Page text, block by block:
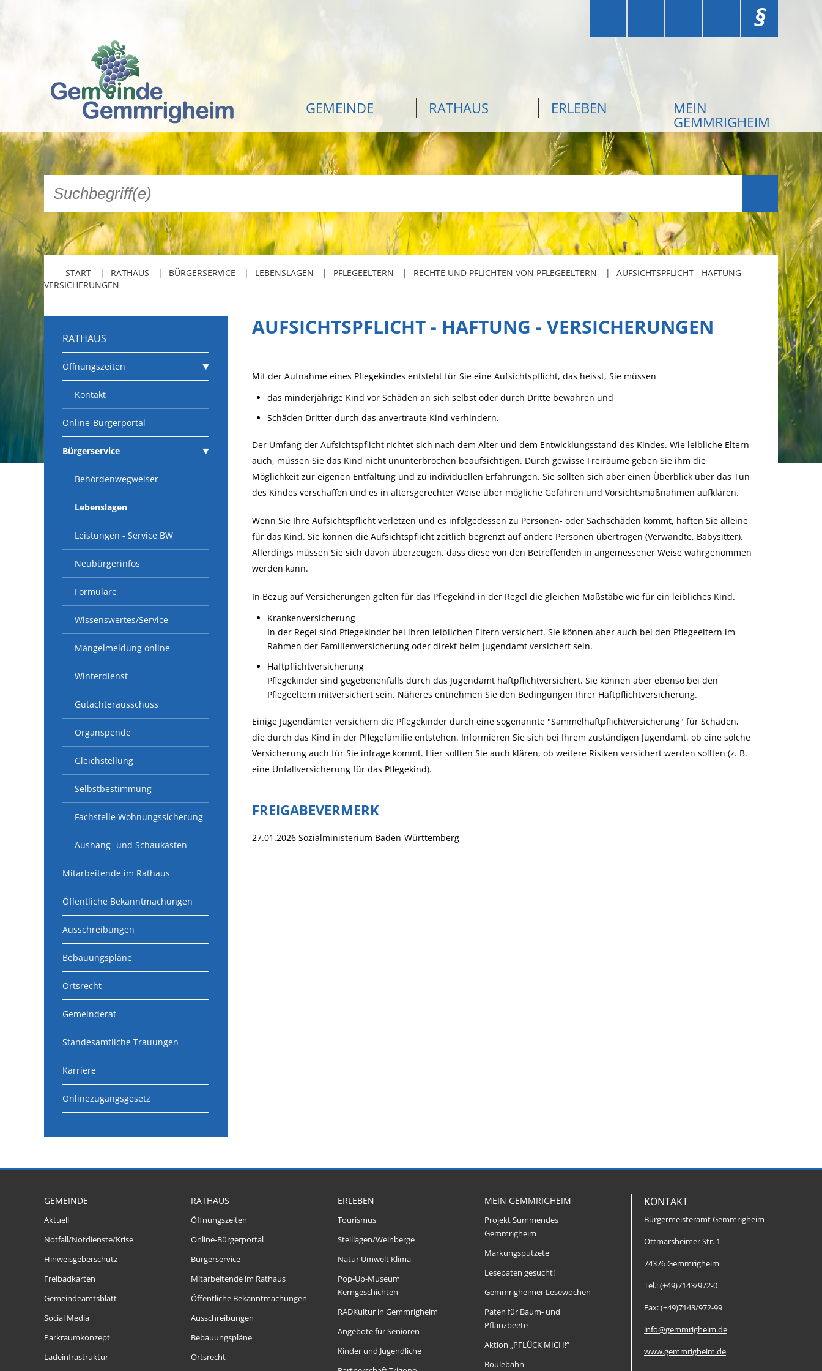
§
GEMEINDE RATHAUS ERLEBEN MEIN
GEMMRIGHEIM
START RATHAUS BÜRGERSERVICE LEBENSLAGEN PFLEGEELTERN RECHTE UND PFLICHTEN VON PFLEGEELTERN
AUFSICHTSPFLICHT - HAFTUNG -
VERSICHERUNGEN
RATHAUS
Öffnungszeiten
Kontakt
Online-Bürgerportal
Bürgerservice
Behördenwegweiser
Lebenslagen
Leistungen - Service BW
Neubürgerinfos
Formulare
Wissenswertes/Service
Mängelmeldung online
Winterdienst
Gutachterausschuss
Organspende
Gleichstellung
Selbstbestimmung
Fachstelle Wohnungssicherung
Aushang- und Schaukästen
Mitarbeitende im Rathaus
Öffentliche Bekanntmachungen
Ausschreibungen
Bebauungspläne
Ortsrecht
Gemeinderat
Standesamtliche Trauungen
Karriere
Onlinezugangsgesetz
AUFSICHTSPFLICHT - HAFTUNG - VERSICHERUNGEN
Mit der Aufnahme eines Pflegekindes entsteht für Sie eine Aufsichtspflicht, das heisst, Sie müssen
das minderjährige Kind vor Schäden an sich selbst oder durch Dritte bewahren und
Schäden Dritter durch das anvertraute Kind verhindern.
Der Umfang der Aufsichtspflicht richtet sich nach dem Alter und dem Entwicklungsstand des Kindes. Wie leibliche Eltern
auch, müssen Sie das Kind nicht ununterbrochen beaufsichtigen. Durch gewisse Freiräume geben Sie ihm die
Möglichkeit zur eigenen Entfaltung und zu individuellen Erfahrungen. Sie sollten sich aber einen Überblick über das Tun
des Kindes verschaffen und es in altersgerechter Weise über mögliche Gefahren und Vorsichtsmaßnahmen aufklären.
Wenn Sie Ihre Aufsichtspflicht verletzen und es infolgedessen zu Personen- oder Sachschäden kommt, haften Sie alleine
für das Kind. Sie können die Aufsichtspflicht zeitlich begrenzt auf andere Personen übertragen (Verwandte, Babysitter).
Allerdings müssen Sie sich davon überzeugen, dass diese von den Betreffenden in angemessener Weise wahrgenommen
werden kann.
In Bezug auf Versicherungen gelten für das Pflegekind in der Regel die gleichen Maßstäbe wie für ein leibliches Kind.
Krankenversicherung
In der Regel sind Pflegekinder bei ihren leiblichen Eltern versichert. Sie können aber auch bei den Pflegeeltern im
Rahmen der Familienversicherung oder direkt beim Jugendamt versichert sein.
Haftpflichtversicherung
Pflegekinder sind gegebenenfalls durch das Jugendamt haftpflichtversichert. Sie können aber ebenso bei den
Pflegeeltern mitversichert sein. Näheres entnehmen Sie den Bedingungen Ihrer Haftpflichtversicherung.
Einige Jugendämter versichern die Pflegekinder durch eine sogenannte "Sammelhaftpflichtversicherung" für Schäden,
die durch das Kind in der Pflegefamilie entstehen. Informieren Sie sich bei Ihrem zuständigen Jugendamt, ob eine solche
Versicherung auch für Sie infrage kommt. Hier sollten Sie auch klären, ob weitere Risiken versichert werden sollten (z. B.
eine Unfallversicherung für das Pflegekind).
FREIGABEVERMERK
27.01.2026 Sozialministerium Baden-Württemberg
GEMEINDE
Aktuell
Notfall/Notdienste/Krise
Hinweisgeberschutz
Freibadkarten
Gemeindeamtsblatt
Social Media
Parkraumkonzept
Ladeinfrastruktur
RATHAUS
Öffnungszeiten
Online-Bürgerportal
Bürgerservice
Mitarbeitende im Rathaus
Öffentliche Bekanntmachungen
Ausschreibungen
Bebauungspläne
Ortsrecht
ERLEBEN
Tourismus
Steillagen/Weinberge
Natur Umwelt Klima
Pop-Up-Museum
Kerngeschichten
RADKultur in Gemmrigheim
Angebote für Senioren
Kinder und Jugendliche
MEIN GEMMRIGHEIM
Projekt Summendes
Gemmrigheim
Markungsputzete
Lesepaten gesucht!
Gemmrigheimer Lesewochen
Paten für Baum- und
Pflanzbeete
Aktion „PFLÜCK MICH!“
Boulebahn
KONTAKT
Bürgermeisteramt Gemmrigheim
Ottmarsheimer Str. 1
74376 Gemmrigheim
Tel.: (+49)7143/972-0
Fax: (+49)7143/972-99
info@gemmrigheim.de
www.gemmrigheim.de